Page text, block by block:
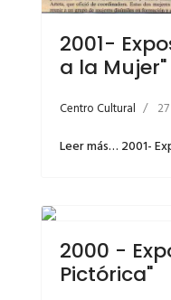
2001-
a la Mujer"
Centro Cultural
Leer más… 2001-
2000 -
Pictórica"